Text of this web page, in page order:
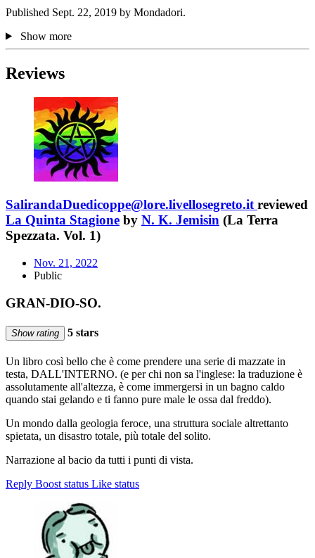
Published Sept. 22, 2019 by Mondadori.
Show more
Reviews
SalirandaDuedicoppe@lore.livellosegreto.it reviewed
La Quinta Stagione by N. K. Jemisin (La Terra
Spezzata. Vol. 1)
Nov. 21, 2022
Public
GRAN-DIO-SO.
Show rating 5 stars
Un libro così bello che è come prendere una serie di mazzate in
testa, DALL'INTERNO. (e per chi non sa l'inglese: la traduzione è
assolutamente all'altezza, è come immergersi in un bagno caldo
quando stai gelando e ti fanno pure male le ossa dal freddo).
Un mondo dalla geologia feroce, una struttura sociale altrettanto
spietata, un disastro totale, più totale del solito.
Narrazione al bacio da tutti i punti di vista.
Reply Boost status Like status